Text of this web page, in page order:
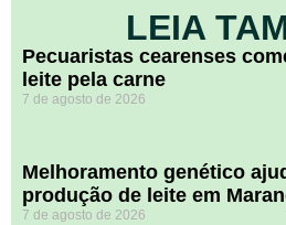
LEIA
Pecuaristas cearenses
leite pela carne
7 de agosto de 2026
Melhoramento genético
produção de leite em
7 de agosto de 2026